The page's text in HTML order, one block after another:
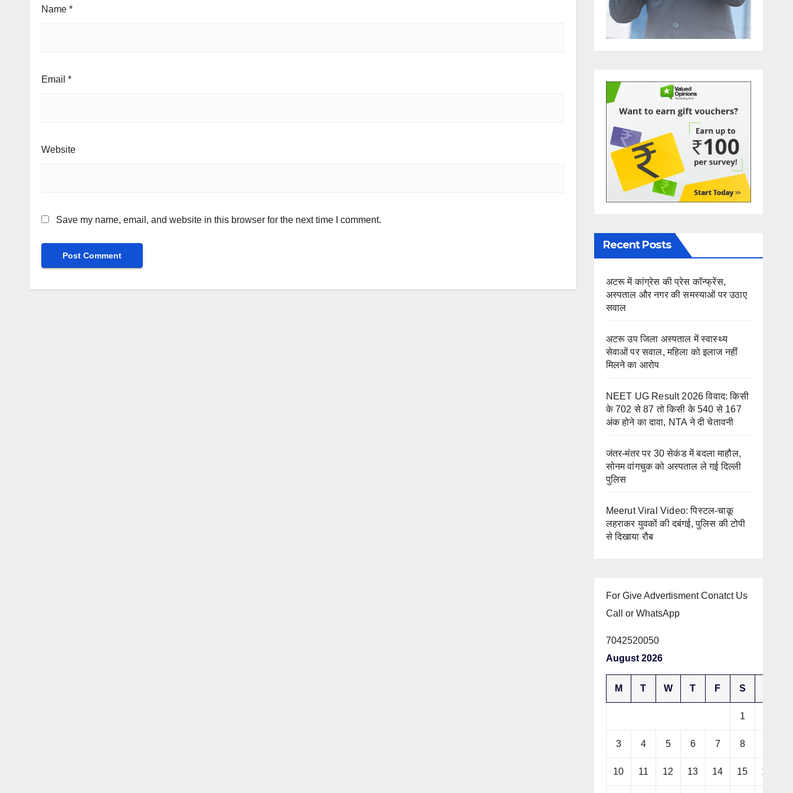
Name *
Email *
Website
Save my name, email, and website in this browser for the next time I comment.
Recent Posts
अटरू में कांग्रेस की प्रेस कॉन्फ्रेंस,
अस्पताल और नगर की समस्याओं पर उठाए
सवाल
अटरू उप जिला अस्पताल में स्वास्थ्य
सेवाओं पर सवाल, महिला को इलाज नहीं
मिलने का आरोप
NEET UG Result 2026 विवाद: किसी
के 702 से 87 तो किसी के 540 से 167
अंक होने का दावा, NTA ने दी चेतावनी
जंतर-मंतर पर 30 सेकंड में बदला माहौल,
सोनम वांगचुक को अस्पताल ले गई दिल्ली
पुलिस
Meerut Viral Video: पिस्टल-चाकू
लहराकर युवकों की दबंगई, पुलिस की टोपी
से दिखाया रौब
For Give Advertisment Conatct Us
Call or WhatsApp
7042520050
August 2026
M T W T F S
1
3 4 5 6 7 8
10 11 12 13 14 15 16